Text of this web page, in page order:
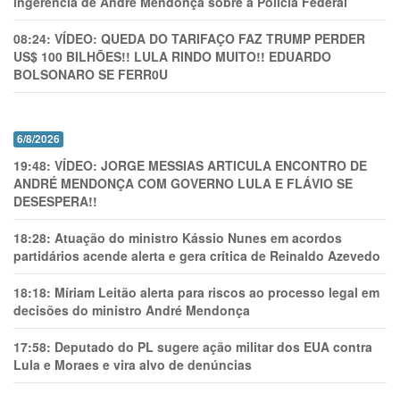
08:24: VÍDEO: QUEDA DO TARIFAÇO FAZ TRUMP PERDER
US$ 100 BILHÕES!! LULA RINDO MUITO!! EDUARDO
BOLSONARO SE FERR0U
6/8/2026
19:48: VÍDEO: JORGE MESSIAS ARTICULA ENCONTRO DE
ANDRÉ MENDONÇA COM GOVERNO LULA E FLÁVIO SE
DESESPERA!!
18:28: Atuação do ministro Kássio Nunes em acordos
partidários acende alerta e gera crítica de Reinaldo Azevedo
18:18: Míriam Leitão alerta para riscos ao processo legal em
decisões do ministro André Mendonça
17:58: Deputado do PL sugere ação militar dos EUA contra
Lula e Moraes e vira alvo de denúncias